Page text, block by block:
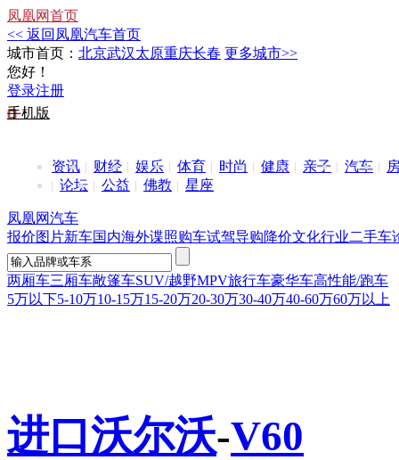
凤凰网首页
<< 返回凤凰汽车首页
城市首页： 北京武汉太原重庆长春 更多城市>>
您好！
登录注册
手机版
资讯 财经 娱乐 体育 时尚 健康 亲子 汽车
论坛
公益 佛教 星座
凤凰网汽车
报价图片新车国内海外谍照购车试驾导购降价文化行业二手车
两厢车三厢车敞篷车SUV/越野MPV旅行车豪华车高性能/跑车
5万以下5-10万10-15万15-20万20-30万30-40万40-60万60万以上
进口沃尔沃-V60